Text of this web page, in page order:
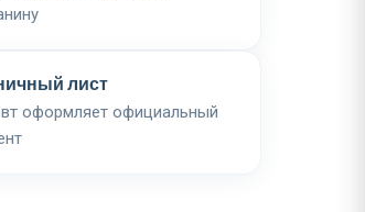
лист
оформляет официальный